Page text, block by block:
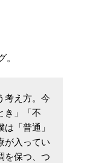
考え方。今
き」「不
「普通」
が入ってい
を保つ、つ